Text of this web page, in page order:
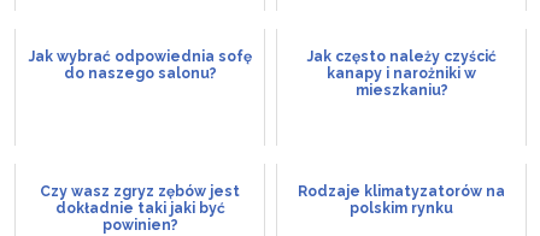
Jak wybrać odpowiednia sofę
do naszego salonu?
Jak często należy czyścić
kanapy i narożniki w
mieszkaniu?
Czy wasz zgryz zębów jest
dokładnie taki jaki być
powinien?
Rodzaje klimatyzatorów na
polskim rynku